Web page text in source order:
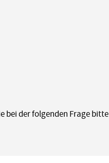
bei der folgenden Frage bitte